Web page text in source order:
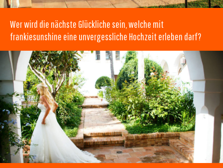
Wer wird die nächste Glückliche sein, welche mit
frankiesunshine eine unvergessliche Hochzeit erleben darf?